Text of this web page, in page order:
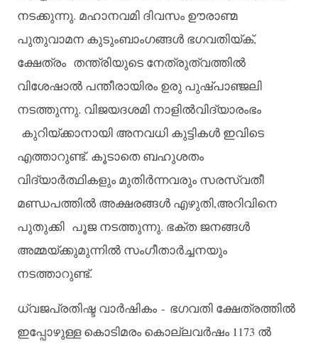
നടക്കുന്നു. മഹാനവമി ദിവസം ഊരാണ്മ
പുതുവാമന കുടുംബാംഗങ്ങൾ ഭഗവതിയ്ക്,
ക്ഷേത്രം തന്ത്രിയുടെ നേത്രുത്വത്തിൽ
വിശേഷാൽ പന്തീരായിരം ഉരു പുഷ്പാഞ്ജലി
നടത്തുന്നു. വിജയദശമി നാളിൽവിദ്യാരംഭം
കുറിയ്ക്കാനായി അനവധി കുട്ടികൾ ഇവിടെ
എത്താറുണ്ട്. കൂടാതെ ബഹുശതം
വിദ്യാർത്ഥികളും മുതിർന്നവരും സരസ്വതീ
മണ്ഡപത്തിൽ അക്ഷരങ്ങൾ എഴുതി,അറിവിനെ
പുതുക്കി പൂജ നടത്തുന്നു. ഭക്ത ജനങ്ങൾ
അമ്മയ്ക്കുമുന്നിൽ സംഗീതാർച്ചനയും
നടത്താറുണ്ട്.
ധ്വജപ്രതിഷ്ട വാർഷികം - ഭഗവതി ക്ഷേത്രത്തിൽ
ഇപ്പോഴുള്ള കൊടിമരം കൊല്ലവർഷം 1173 ൽ